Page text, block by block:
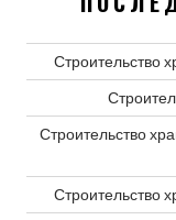
Строительство
Строительство
Строительство